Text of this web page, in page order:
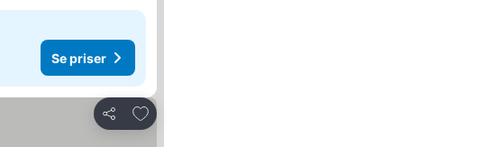
Se priser
Dela
Lägg till i Mina Favoriter